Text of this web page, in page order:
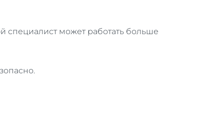
специалист может работать больше